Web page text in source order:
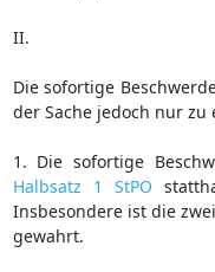
II.
Die sofortige
der Sache jedoch nur
1. Die sofortige
Halbsatz 1 StPO
Insbesondere ist die
gewahrt.